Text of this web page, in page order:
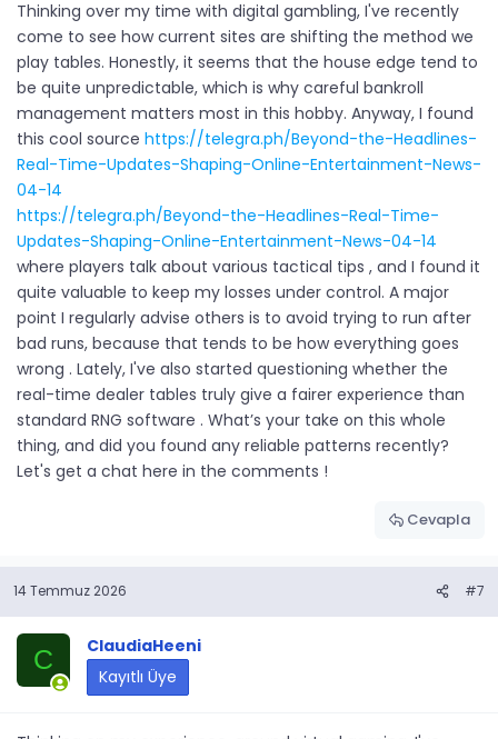
Thinking over my time with digital gambling, I've recently
come to see how current sites are shifting the method we
play tables. Honestly, it seems that the house edge tend to
be quite unpredictable, which is why careful bankroll
management matters most in this hobby. Anyway, I found
this cool source https://telegra.ph/Beyond-the-Headlines-
Real-Time-Updates-Shaping-Online-Entertainment-News-
04-14
https://telegra.ph/Beyond-the-Headlines-Real-Time-
Updates-Shaping-Online-Entertainment-News-04-14
where players talk about various tactical tips , and I found it
quite valuable to keep my losses under control. A major
point I regularly advise others is to avoid trying to run after
bad runs, because that tends to be how everything goes
wrong . Lately, I've also started questioning whether the
real-time dealer tables truly give a fairer experience than
standard RNG software . What’s your take on this whole
thing, and did you found any reliable patterns recently?
Let's get a chat here in the comments !
Cevapla
14 Temmuz 2026 #7
C
ClaudiaHeeni
Kayıtlı Üye